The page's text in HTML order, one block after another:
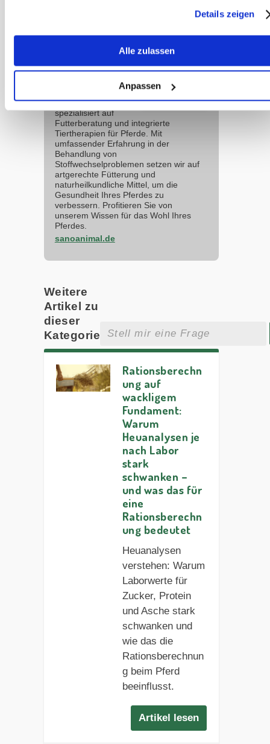
Details zeigen
Alle zulassen
Anpassen
erfahrenes Team
von Therapeuten,
spezialisiert auf
Futterberatung und integrierte
Tiertherapien für Pferde. Mit
umfassender Erfahrung in der
Behandlung von
Stoffwechselproblemen setzen wir auf
artgerechte Fütterung und
naturheilkundliche Mittel, um die
Gesundheit Ihres Pferdes zu
verbessern. Profitieren Sie von
unserem Wissen für das Wohl Ihres
Pferdes.
sanoanimal.de
Weitere
Artikel zu
dieser
Kategorie
Rationsberechn
ung auf
wackligem
Fundament:
Warum
Heuanalysen je
nach Labor
stark
schwanken –
und was das für
eine
Rationsberechn
ung bedeutet
Heuanalysen
verstehen: Warum
Laborwerte für
Zucker, Protein
und Asche stark
schwanken und
wie das die
Rationsberechnun
g beim Pferd
beeinflusst.
Artikel lesen